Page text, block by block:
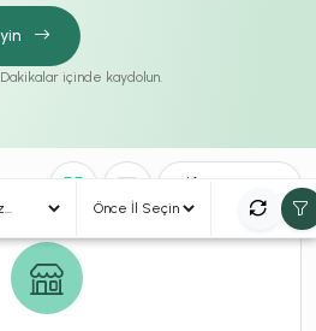
içinde kaydolun.